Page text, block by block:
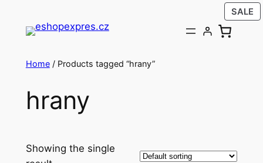
Home/ Products tagged “hrany”
hrany
Showing the single
SALE